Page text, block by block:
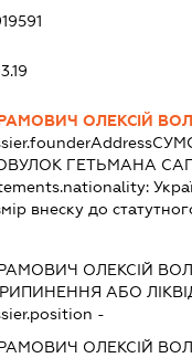
ОЛЕКСІЙ
ГЕТЬМАНА
внеску до
ОЛЕКСІЙ
АБО
-
ОЛЕКСІЙ